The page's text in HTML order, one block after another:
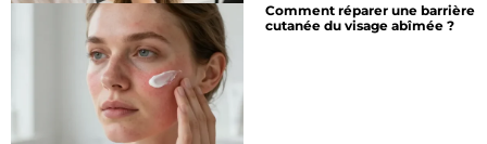
Comment réparer une barrière
cutanée du visage abîmée ?